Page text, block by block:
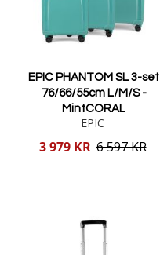
EPIC PHANTOM SL 3-set
76/66/55cm L/M/S -
MintCORAL
EPIC
Reducerat
3 979 KR 6 597 KR